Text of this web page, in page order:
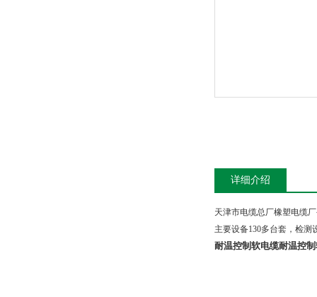
详细介绍
天津市电缆总厂橡塑电缆
主要设备130多台套，检测
耐温控制软电缆耐温控